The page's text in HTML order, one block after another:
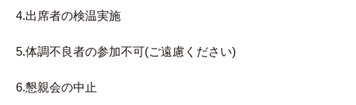
4.出席者の検温実施
5.体調不良者の参加不可(ご遠慮ください)
6.懇親会の中止